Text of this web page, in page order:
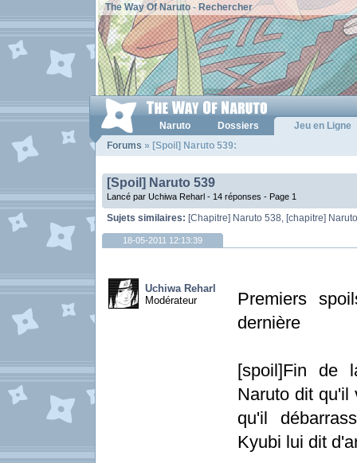
The Way Of Naruto- Rechercher
Naruto Dossiers
Jeu en Ligne
Forums » [Spoil] Naruto 539:
[Spoil] Naruto 539
Lancé par Uchiwa Reharl - 14 réponses - Page 1
Sujets similaires: [Chapitre] Naruto 538, [chapitre]
18-05-2011 12:13:39
Uchiwa Reharl
Modérateur
Premiers
dernière
[spoil]Fin de
Naruto dit qu'il
qu'il
Kyubi lui dit